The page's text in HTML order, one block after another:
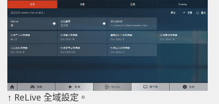
↑ ReLive 全域設定。